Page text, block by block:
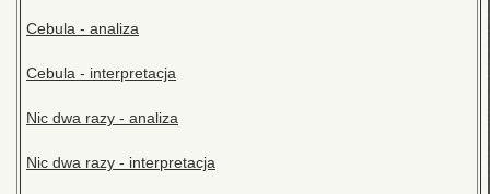
Cebula - analiza
Cebula - interpretacja
Nic dwa razy - analiza
Nic dwa razy - interpretacja